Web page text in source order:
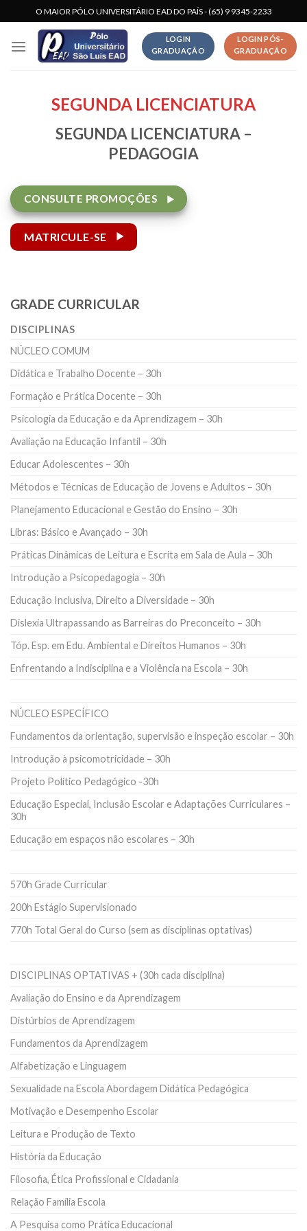
to
content
O MAIOR PÓLO UNIVERSITÁRIO EAD DO PAÍS - (65) 9 9345-2233
LOGIN
GRADUAÇÃO
LOGIN PÓS-
GRADUAÇÃO
SEGUNDA LICENCIATURA
SEGUNDA LICENCIATURA –
PEDAGOGIA
CONSULTE PROMOÇÕES
MATRICULE-SE
GRADE CURRICULAR
DISCIPLINAS
NÚCLEO COMUM
Didática e Trabalho Docente – 30h
Formação e Prática Docente – 30h
Psicologia da Educação e da Aprendizagem – 30h
Avaliação na Educação Infantil – 30h
Educar Adolescentes – 30h
Métodos e Técnicas de Educação de Jovens e Adultos – 30h
Planejamento Educacional e Gestão do Ensino – 30h
Libras: Básico e Avançado – 30h
Práticas Dinâmicas de Leitura e Escrita em Sala de Aula – 30h
Introdução a Psicopedagogia – 30h
Educação Inclusiva, Direito a Diversidade – 30h
Dislexia Ultrapassando as Barreiras do Preconceito – 30h
Tóp. Esp. em Edu. Ambiental e Direitos Humanos – 30h
Enfrentando a Indisciplina e a Violência na Escola – 30h
NÚCLEO ESPECÍFICO
Fundamentos da orientação, supervisão e inspeção escolar – 30h
Introdução à psicomotricidade – 30h
Projeto Político Pedagógico -30h
Educação Especial, Inclusão Escolar e Adaptações Curriculares –
30h
Educação em espaços não escolares – 30h
570h Grade Curricular
200h Estágio Supervisionado
770h Total Geral do Curso (sem as disciplinas optativas)
DISCIPLINAS OPTATIVAS + (30h cada disciplina)
Avaliação do Ensino e da Aprendizagem
Distúrbios de Aprendizagem
Fundamentos da Aprendizagem
Alfabetização e Linguagem
Sexualidade na Escola Abordagem Didática Pedagógica
Motivação e Desempenho Escolar
Leitura e Produção de Texto
História da Educação
Filosofia, Ética Profissional e Cidadania
Relação Família Escola
A Pesquisa como Prática Educacional